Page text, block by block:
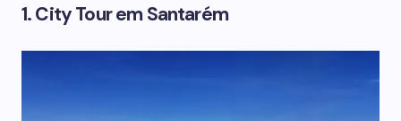
1. City Tour em Santarém